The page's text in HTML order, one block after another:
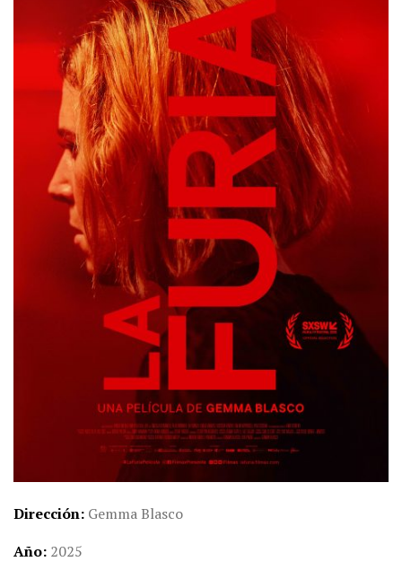
Dirección Gemma Blasco
Año 2025